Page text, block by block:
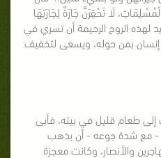
لَا تَحْقِرَنَّ جَارَةٌ لِجَارَتِهَا
لقد كان يريد لهذه الروح الرحيمة أن تسري في
بمن حوله، ويسعى لتخفيف
إلى طعام قليل في بيته، فأبى
- مع شدة جوعه - أن يذهب
والأنصار، وكانت معجزة